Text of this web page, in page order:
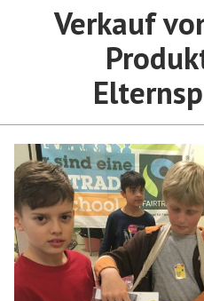
Verkauf